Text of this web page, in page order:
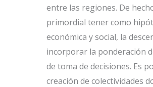
entre las regiones. De
primordial tener como
económica y social, la
incorporar la ponderación
de toma de decisiones. Es
creación de colectividades